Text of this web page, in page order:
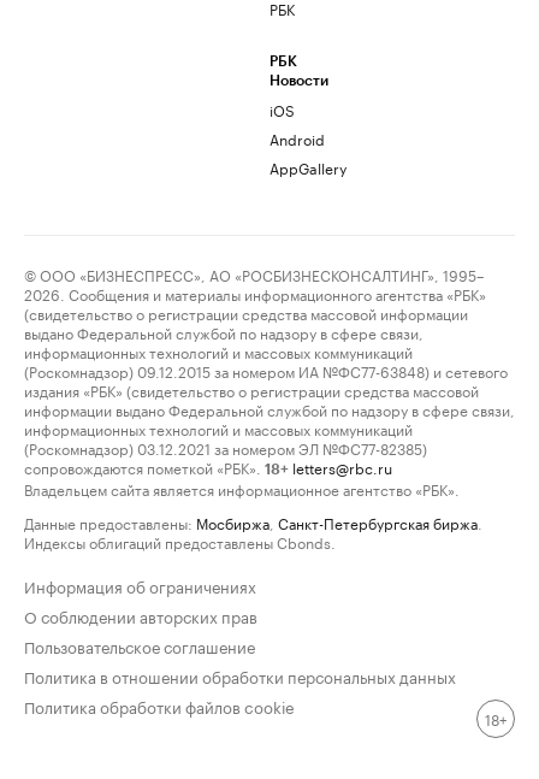
РБК
РБК
Новости
iOS
Android
AppGallery
© ООО «БИЗНЕСПРЕСС», АО «РОСБИЗНЕСКОНСАЛТИНГ», 1995–
2026. Сообщения и материалы информационного агентства «РБК»
(свидетельство о регистрации средства массовой информации
выдано Федеральной службой по надзору в сфере связи,
информационных технологий и массовых коммуникаций
(Роскомнадзор) 09.12.2015 за номером ИА №ФС77-63848) и сетевого
издания «РБК» (свидетельство о регистрации средства массовой
информации выдано Федеральной службой по надзору в сфере связи,
информационных технологий и массовых коммуникаций
(Роскомнадзор) 03.12.2021 за номером ЭЛ №ФС77-82385)
сопровождаются пометкой «РБК».
18+ letters@rbc.ru
Владельцем сайта является информационное агентство «РБК».
Данные предоставлены: Мосбиржа Санкт-Петербургская биржа
Индексы облигаций предоставлены Cbonds.
Информация об ограничениях
О соблюдении авторских прав
Пользовательское соглашение
Политика в отношении обработки персональных данных
Политика обработки файлов cookie
18+